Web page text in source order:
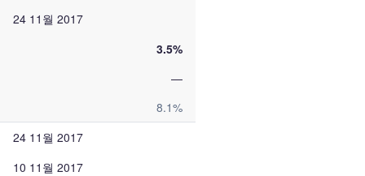
24 11월 2017
3.5%
—
8.1%
24 11월 2017
10 11월 2017